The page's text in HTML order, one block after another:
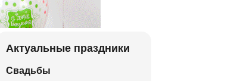
Актуальные праздники
Свадьбы